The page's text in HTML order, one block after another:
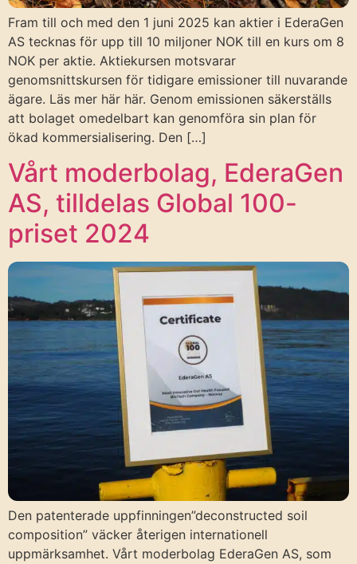
Fram till och med den 1 juni 2025 kan aktier i EderaGen
AS tecknas för upp till 10 miljoner NOK till en kurs om 8
NOK per aktie. Aktiekursen motsvarar
genomsnittskursen för tidigare emissioner till nuvarande
ägare. Läs mer här här. Genom emissionen säkerställs
att bolaget omedelbart kan genomföra sin plan för
ökad kommersialisering. Den […]
Vårt moderbolag, EderaGen
AS, tilldelas Global 100-
priset 2024
Den patenterade uppfinningen”deconstructed soil
composition” väcker återigen internationell
uppmärksamhet. Vårt moderbolag EderaGen AS, som